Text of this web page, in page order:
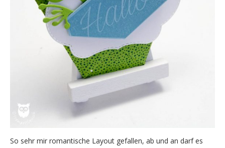
So sehr mir romantische Layout gefallen, ab und an darf es